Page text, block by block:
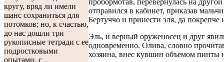
кругу, вряд ли имели
шанс сохраниться для
потомков; но, к счастью,
до нас дошли три
рукописные тетради с ее
подростковыми
опытами, с
пробормотав, перевернулась на
отправился в кабинет, приказав
Бертуччо и принести эля, да покрепче
Эль, и верный оруженосец и друг
одновременно. Олива, словно
хозяина, внес кувшин объемом пинты